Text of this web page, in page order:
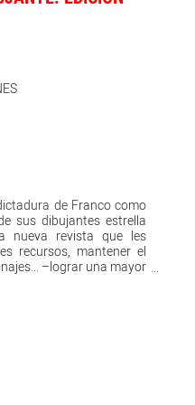
de Franco como
sus dibujantes estrella
nueva revista que les
recursos, mantener el
–lograr una mayor
de 'El invierno del
la ilustración de
de la historia y